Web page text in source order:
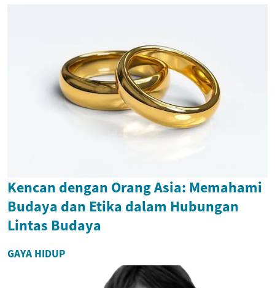
Kencan dengan Orang Asia: Memahami
Budaya dan Etika dalam Hubungan
Lintas Budaya
GAYA HIDUP